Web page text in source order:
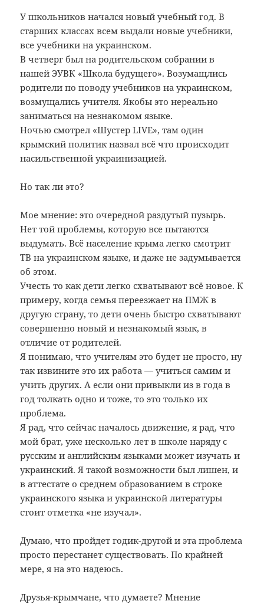
У школьников начался новый учебный год. В
старших классах всем выдали новые учебники,
все учебники на украинском.
В четверг был на родительском собрании в
нашей ЭУВК «Школа будущего». Возумащлись
родители по поводу учебников на украинском,
возмущались учителя. Якобы это нереально
заниматься на незнакомом языке.
Ночью смотрел «Шустер LIVE», там один
крымский политик назвал всё что происходит
насильственной украинизацией.
Но так ли это?
Мое мнение: это очередной раздутый пузырь.
Нет той проблемы, которую все пытаются
выдумать. Всё население крыма легко смотрит
ТВ на украинском языке, и даже не задумывается
об этом.
Учесть то как дети легко схватывают всё новое. К
примеру, когда семья переезжает на ПМЖ в
другую страну, то дети очень быстро схватывают
совершенно новый и незнакомый язык, в
отличие от родителей.
Я понимаю, что учителям это будет не просто, ну
так извините это их работа — учиться самим и
учить других. А если они привыкли из в года в
год толкать одно и тоже, то это только их
проблема.
Я рад, что сейчас началось движение, я рад, что
мой брат, уже несколько лет в школе наряду с
русским и английским языками может изучать и
украинский. Я такой возможности был лишен, и
в аттестате о среднем образованием в строке
украинского языка и украинской литературы
стоит отметка «не изучал».
Думаю, что пройдет годик-другой и эта проблема
просто перестанет существовать. По крайней
мере, я на это надеюсь.
Друзья-крымчане, что думаете? Мнение